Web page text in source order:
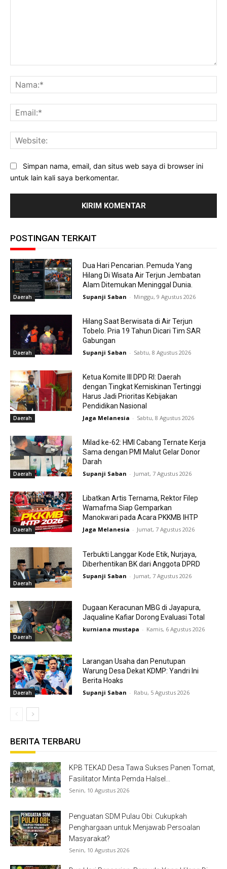
Simpan nama, email, dan situs web saya di browser ini
untuk lain kali saya berkomentar.
POSTINGAN TERKAIT
Daerah
Dua Hari Pencarian. Pemuda Yang
Hilang Di Wisata Air Terjun Jembatan
Alam Ditemukan Meninggal Dunia.
Supanji Saban - Minggu, 9 Agustus 2026
Daerah
Hilang Saat Berwisata di Air Terjun
Tobelo. Pria 19 Tahun Dicari Tim SAR
Gabungan
Supanji Saban - Sabtu, 8 Agustus 2026
Daerah
Ketua Komite III DPD RI: Daerah
dengan Tingkat Kemiskinan Tertinggi
Harus Jadi Prioritas Kebijakan
Pendidikan Nasional
Jaga Melanesia - Sabtu, 8 Agustus 2026
Daerah
Milad ke-62: HMI Cabang Ternate Kerja
Sama dengan PMI Malut Gelar Donor
Darah
Supanji Saban - Jumat, 7 Agustus 2026
Daerah
Libatkan Artis Ternama, Rektor Filep
Wamafma Siap Gemparkan
Manokwari pada Acara PKKMB IHTP
Jaga Melanesia - Jumat, 7 Agustus 2026
Daerah
Terbukti Langgar Kode Etik, Nurjaya,
Diberhentikan BK dari Anggota DPRD
Supanji Saban - Jumat, 7 Agustus 2026
Daerah
Dugaan Keracunan MBG di Jayapura,
Jaqualine Kafiar Dorong Evaluasi Total
kurniana mustapa - Kamis, 6 Agustus 2026
Daerah
Larangan Usaha dan Penutupan
Warung Desa Dekat KDMP: Yandri Ini
Berita Hoaks
Supanji Saban - Rabu, 5 Agustus 2026
BERITA TERBARU
KPB TEKAD Desa Tawa Sukses Panen Tomat,
Fasilitator Minta Pemda Halsel...
Senin, 10 Agustus 2026
Penguatan SDM Pulau Obi: Cukupkah
Penghargaan untuk Menjawab Persoalan
Masyarakat?
Senin, 10 Agustus 2026